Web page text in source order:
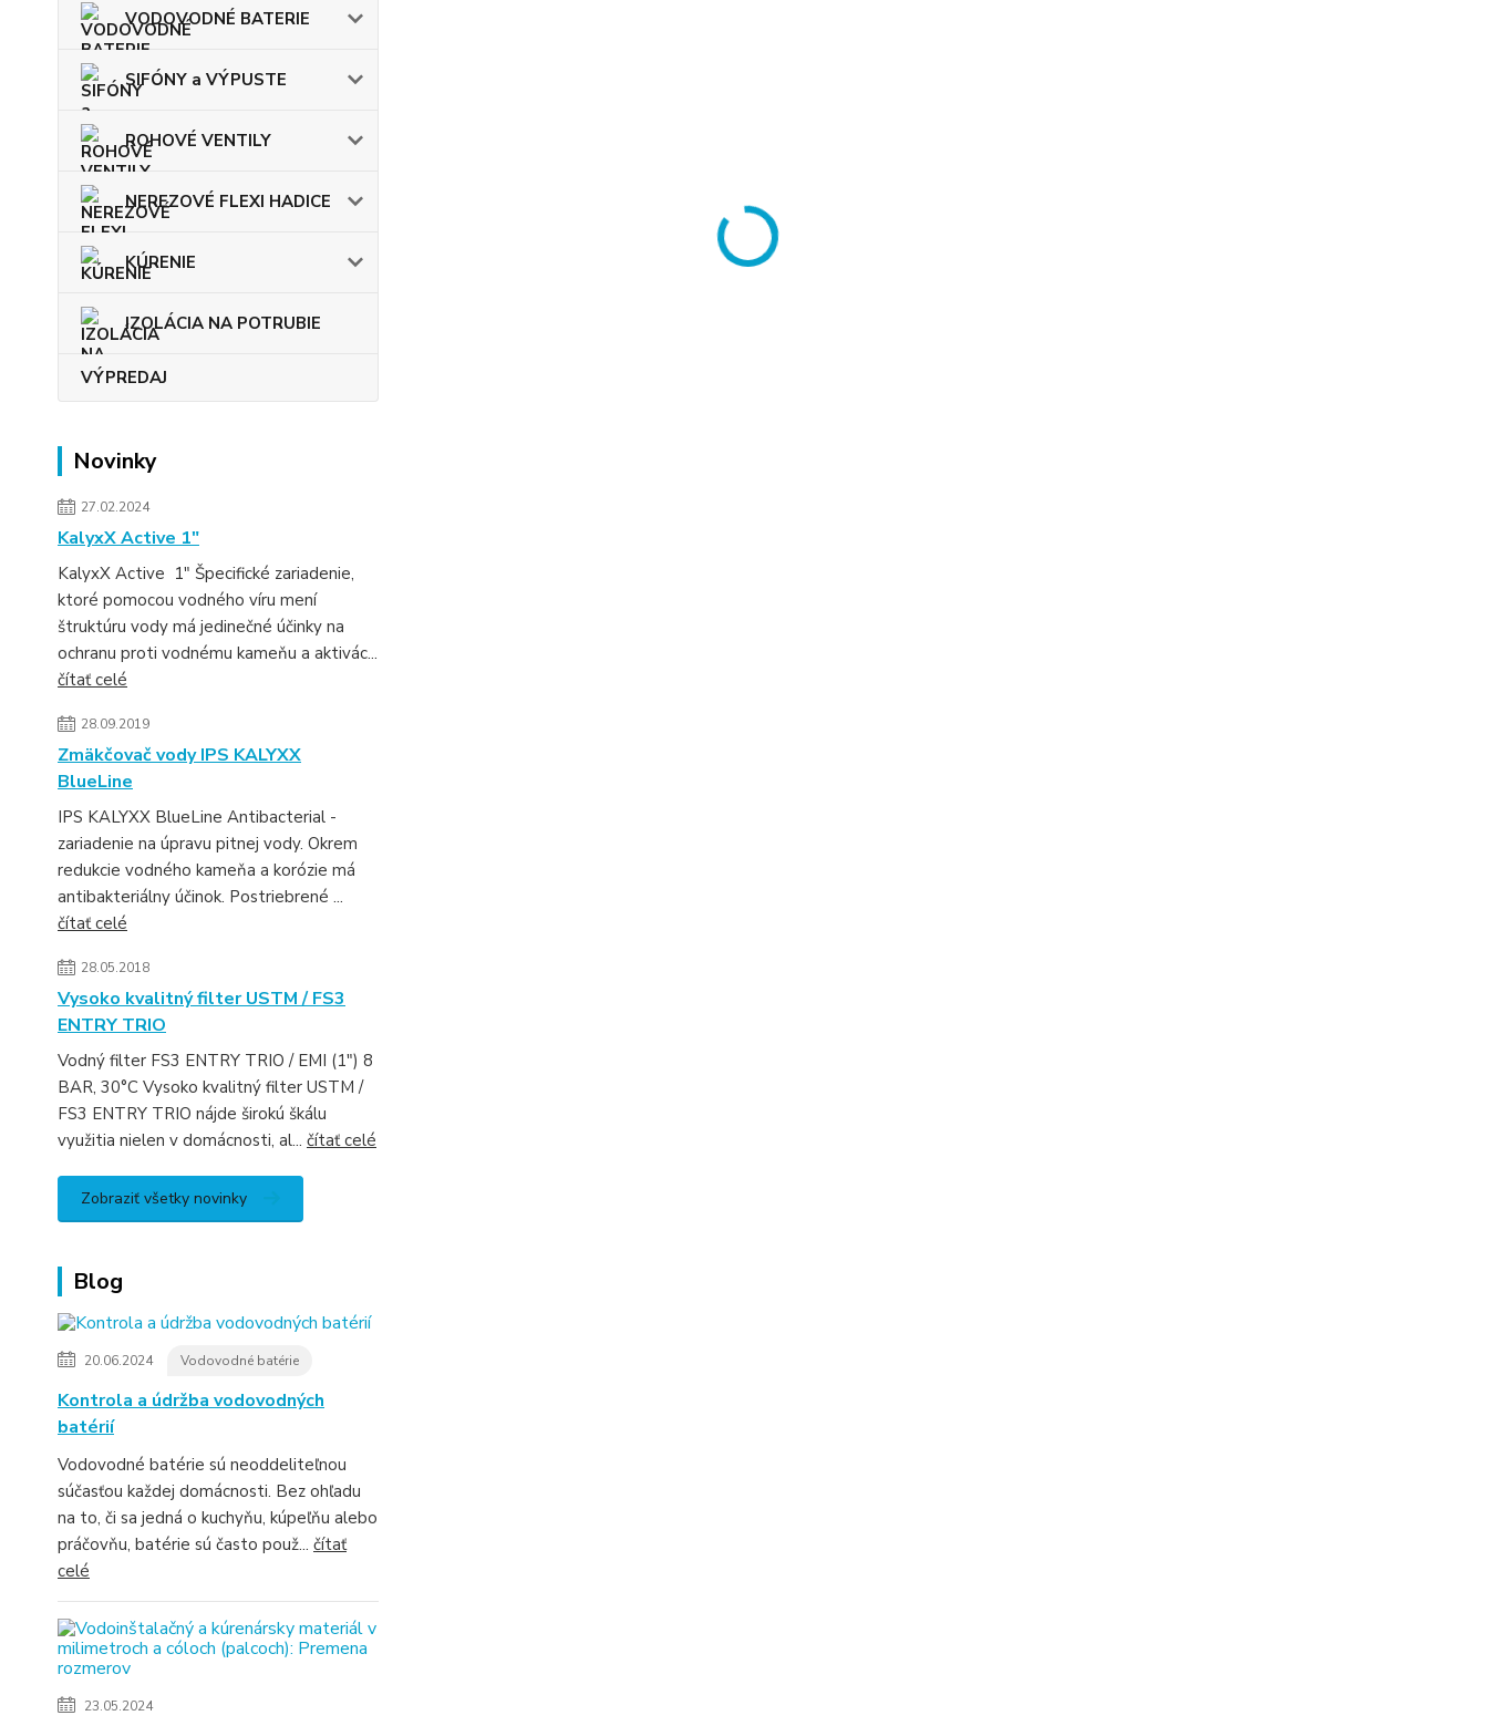
VODOVODNÉ BATERIE
SIFÓNY a VÝPUSTE
ROHOVÉ VENTILY
NEREZOVÉ FLEXI HADICE
KÚRENIE
IZOLÁCIA NA POTRUBIE
VÝPREDAJ
Novinky
27.02.2024
KalyxX Active 1″
KalyxX Active 1″ Špecifické zariadenie,
ktoré pomocou vodného víru mení
štruktúru vody má jedinečné účinky na
ochranu proti vodnému kameňu a aktivác...
čítať celé
28.09.2019
Zmäkčovač vody IPS KALYXX
BlueLine
IPS KALYXX BlueLine Antibacterial -
zariadenie na úpravu pitnej vody. Okrem
redukcie vodného kameňa a korózie má
antibakteriálny účinok. Postriebrené ...
čítať celé
28.05.2018
Vysoko kvalitný filter USTM / FS3
ENTRY TRIO
Vodný filter FS3 ENTRY TRIO / EMI (1") 8
BAR, 30°C Vysoko kvalitný filter USTM /
FS3 ENTRY TRIO nájde širokú škálu
využitia nielen v domácnosti, al... čítať celé
Zobraziť všetky novinky
Blog
20.06.2024 Vodovodné batérie
Kontrola a údržba vodovodných
batérií
Vodovodné batérie sú neoddeliteľnou
súčasťou každej domácnosti. Bez ohľadu
na to, či sa jedná o kuchyňu, kúpeľňu alebo
práčovňu, batérie sú často použ... čítať
celé
23.05.2024